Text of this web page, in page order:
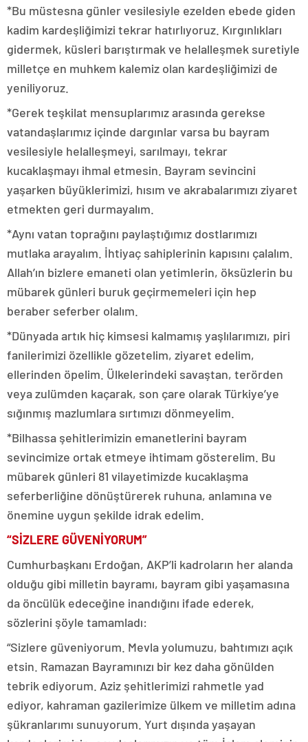
*Bu müstesna günler vesilesiyle ezelden ebede giden
kadim kardeşliğimizi tekrar hatırlıyoruz. Kırgınlıkları
gidermek, küsleri barıştırmak ve helalleşmek suretiyle
milletçe en muhkem kalemiz olan kardeşliğimizi de
yeniliyoruz.
*Gerek teşkilat mensuplarımız arasında gerekse
vatandaşlarımız içinde dargınlar varsa bu bayram
vesilesiyle helalleşmeyi, sarılmayı, tekrar
kucaklaşmayı ihmal etmesin. Bayram sevincini
yaşarken büyüklerimizi, hısım ve akrabalarımızı ziyaret
etmekten geri durmayalım.
*Aynı vatan toprağını paylaştığımız dostlarımızı
mutlaka arayalım. İhtiyaç sahiplerinin kapısını çalalım.
Allah’ın bizlere emaneti olan yetimlerin, öksüzlerin bu
mübarek günleri buruk geçirmemeleri için hep
beraber seferber olalım.
*Dünyada artık hiç kimsesi kalmamış yaşlılarımızı, piri
fanilerimizi özellikle gözetelim, ziyaret edelim,
ellerinden öpelim. Ülkelerindeki savaştan, terörden
veya zulümden kaçarak, son çare olarak Türkiye’ye
sığınmış mazlumlara sırtımızı dönmeyelim.
*Bilhassa şehitlerimizin emanetlerini bayram
sevincimize ortak etmeye ihtimam gösterelim. Bu
mübarek günleri 81 vilayetimizde kucaklaşma
seferberliğine dönüştürerek ruhuna, anlamına ve
önemine uygun şekilde idrak edelim.
“SİZLERE GÜVENİYORUM”
Cumhurbaşkanı Erdoğan, AKP’li kadroların her alanda
olduğu gibi milletin bayramı, bayram gibi yaşamasına
da öncülük edeceğine inandığını ifade ederek,
sözlerini şöyle tamamladı:
“Sizlere güveniyorum. Mevla yolumuzu, bahtımızı açık
etsin. Ramazan Bayramınızı bir kez daha gönülden
tebrik ediyorum. Aziz şehitlerimizi rahmetle yad
ediyor, kahraman gazilerimize ülkem ve milletim adına
şükranlarımı sunuyorum. Yurt dışında yaşayan